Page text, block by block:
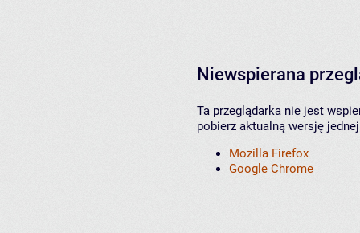
Niewspierana
Ta przeglądarka nie jest
pobierz aktualną wersję
Mozilla Firefox
Google Chrome